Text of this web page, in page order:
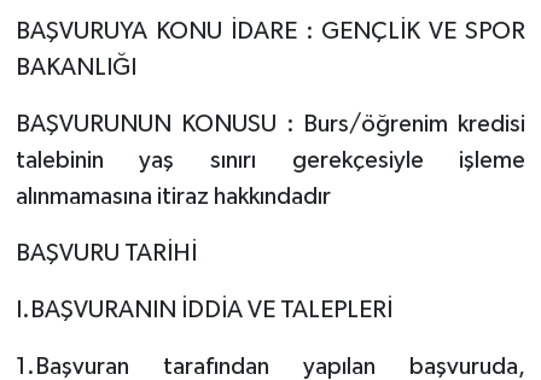
BAŞVURUYA KONU İDARE : GENÇLİK VE SPOR
BAKANLIĞI
BAŞVURUNUN KONUSU : Burs/öğrenim kredisi
talebinin yaş sınırı gerekçesiyle işleme
alınmamasına itiraz hakkındadır
BAŞVURU TARİHİ
I.BAŞVURANIN İDDİA VE TALEPLERİ
1.Başvuran tarafından yapılan başvuruda,